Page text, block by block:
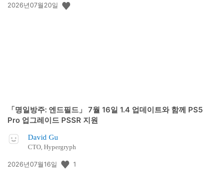
공
2026년07월20일
「명일방주: 엔드필드」 7월 16일 1.4 업데이트와 함께 PS5
Pro 업그레이드 PSSR 지원
David Gu
CTO, Hypergryph
공
2026년07월16일 1